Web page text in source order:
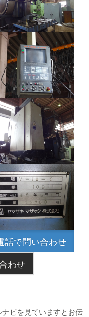
話で問い合わせ
わせ
ビを見ていますとお伝